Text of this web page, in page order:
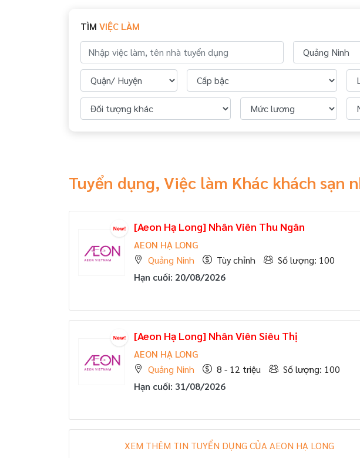
TÌM VIỆC LÀM
Tuyển dụng, Việc làm Khác khách sạn
[Aeon Hạ Long] Nhân Viên Thu Ngân
AEON HẠ LONG
Quảng Ninh
Tùy chỉnh
Số lượng: 100
Hạn cuối: 20/08/2026
[Aeon Hạ Long] Nhân Viên Siêu Thị
AEON HẠ LONG
Quảng Ninh
8 - 12 triệu
Số lượng: 100
Hạn cuối: 31/08/2026
XEM THÊM TIN TUYỂN DỤNG CỦA AEON HẠ LONG